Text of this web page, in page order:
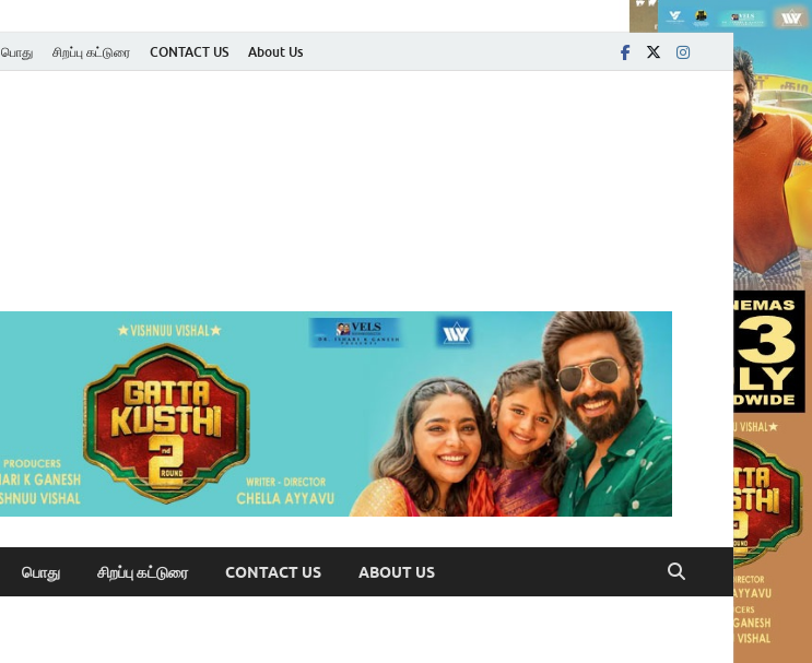
பொது சிறப்பு கட்டுரை CONTACT US About Us
பொது சிறப்பு கட்டுரை CONTACT US ABOUT US